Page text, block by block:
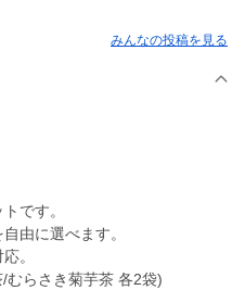
みんなの投稿を見る
です。
由に選べます。
。
むらさき菊芋茶 各2袋)